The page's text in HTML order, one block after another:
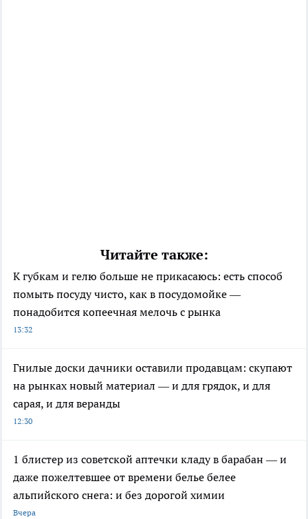
Читайте также:
К губкам и гелю больше не прикасаюсь: есть способ
помыть посуду чисто, как в посудомойке —
понадобится копеечная мелочь с рынка
13:32
Гнилые доски дачники оставили продавцам: скупают
на рынках новый материал — и для грядок, и для
сарая, и для веранды
12:30
1 блистер из советской аптечки кладу в барабан — и
даже пожелтевшее от времени белье белее
альпийского снега: и без дорогой химии
Вчера